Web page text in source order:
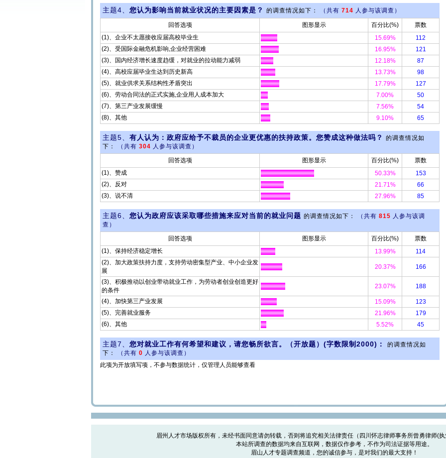
主题4、 您认为影响当前就业状况的主要因素是？ 的调查情况如下： （共有 714 人参与该调查）
回答选项 图形显示 百分比(%)
票数
(1)、企业不太愿接收应届高校毕业生
15.69%
112
(2)、受国际金融危机影响,企业经营困难
16.95%
121
(3)、国内经济增长速度趋缓，对就业的拉动能力减弱
12.18%
87
(4)、高校应届毕业生达到历史新高
13.73%
98
(5)、就业供求关系结构性矛盾突出
17.79%
127
(6)、劳动合同法的正式实施,企业用人成本加大
7.00%
50
(7)、第三产业发展缓慢
7.56%
54
(8)、其他
9.10% 65
主题5、 有人认为：政府应给予不裁员的企业更优惠的扶持政策。您赞成这种做法吗？
的调查情况如
下：
（共有 304 人参与该调查）
回答选项
图形显示 百分比(%)
票数
(1)、赞成
50.33%
153
(2)、反对
21.71%
66
(3)、说不清
27.96% 85
主题6、 您认为政府应该采取哪些措施来应对当前的就业问题 的调查情况如下： （共有 815 人参与该调
查）
回答选项
图形显示 百分比(%)
票数
(1)、保持经济稳定增长
13.99%
114
(2)、加大政策扶持力度，支持劳动密集型产业、中小企业发
展
20.37% 166
(3)、积极推动以创业带动就业工作，为劳动者创业创造更好
的条件
23.07% 188
(4)、加快第三产业发展 15.09%
123
(5)、完善就业服务
21.96%
179
(6)、其他
5.52% 45
主题7、 您对就业工作有何希望和建议，请您畅所欲言。（开放题）(字数限制2000)：
的调查情况如
下：
（共有 0 人参与该调查）
此项为开放填写项，不参与数据统计，仅管理人员能够查看
眉州人才市场版权所有，未经书面同意请勿转载，否则将追究相关法律责任（四川怀志律师事务所曾勇律师(
本站所调查的数据均来自互联网，数据仅作参考，不作为司法证据等用途。
眉山人才专题调查频道，您的诚信参与，是对我们的最大支持！